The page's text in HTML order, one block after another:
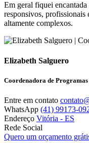
Em geral fiquei
responsivos, profissionais
altamente complexos.
Elizabeth Salguero
Coordenadora de
Entre em contato
WhatsApp (41) 99173-
Endereço Vitória - ES
Rede Social
Quero um orçamento